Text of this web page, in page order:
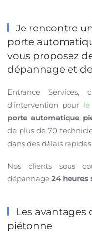
Je rencontre
porte
vous proposez
dépannage et
Entrance
d'intervention pour
porte automatique
de plus de 70
dans des délais rapides.
Nos clients sous
dépannage 24 heures
Les
piétonne